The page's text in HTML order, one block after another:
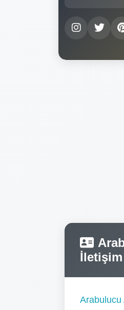
Arabulucu